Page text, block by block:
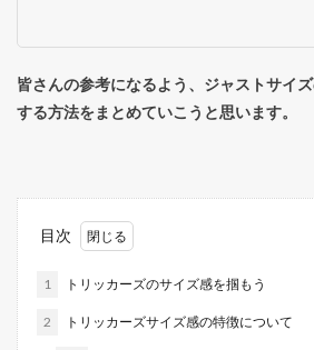
皆さんの参考になるよう、ジャストサイ
する方法をまとめていこうと思います。
目次
1 トリッカーズのサイズ感を掴もう
2 トリッカーズサイズ感の特徴について